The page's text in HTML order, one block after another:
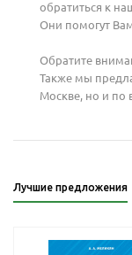
обратиться к
Они помогут
Обратите
Также мы
Москве, но и по
Лучшие предложения